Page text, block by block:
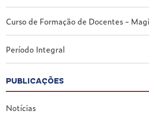
Curso de Formação de Docentes -
Período Integral
PUBLICAÇÕES
Notícias